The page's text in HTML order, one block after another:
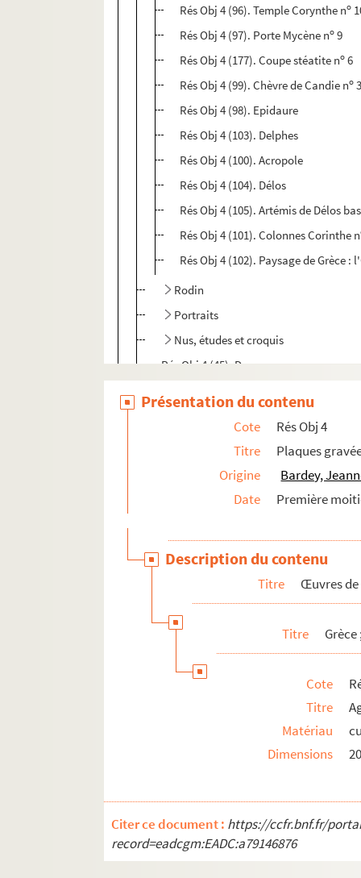
Rés Obj 4 (96). Temple Corynthe no
Rés Obj 4 (97). Porte Mycène no 9
Rés Obj 4 (177). Coupe stéatite no 6
Rés Obj 4 (99). Chèvre de Candie no
Rés Obj 4 (98). Epidaure
Rés Obj 4 (103). Delphes
Rés Obj 4 (100). Acropole
Rés Obj 4 (104). Délos
Rés Obj 4 (105). Artémis de Délos
Rés Obj 4 (101). Colonnes Corinthe n
Rés Obj 4 (102). Paysage de Grèce
Rodin
Portraits
Nus, études et croquis
Rés Obj 4 (45). Danseuse
Œuvres attribuées à Jeanne Bardey
Œuvres d’Henriette Bardey
Œuvres de Jeanne et/ou Henriette
Plaques indéterminées
Matrices jointes à celles de Jeanne et
Présentation du contenu
Cote
Rés Obj 4
Titre
Plaques
Origine
Bardey,
Date
Première
Description du contenu
Titre Œuvres de
Titre Grèce
Cote
Titre
Matériau
Dimensions
Citer ce document : https://ccfr.bnf.fr/
record=eadcgm:EADC:a79146876